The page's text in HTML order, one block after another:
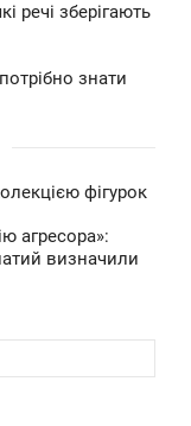
речі зберігають
знати
фігурок
агресора»:
визначили